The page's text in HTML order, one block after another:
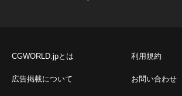
CGWORLD.jpとは 利用規約
広告掲載について お問い合わせ